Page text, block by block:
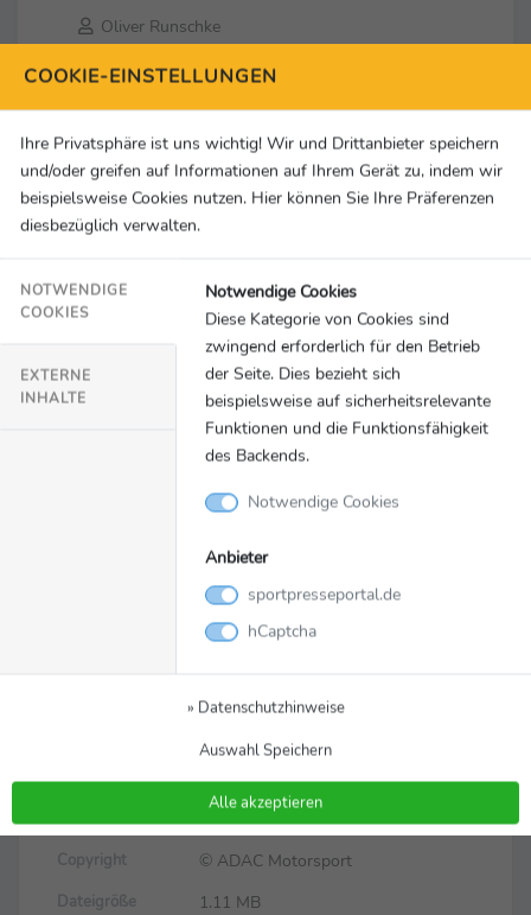
Oliver Runschke
oliver.runschke@adac.de
Social Media & Links
Das zweite
Rennwochenende der DTM
2026 steigt in Zandvoort
Dateiname f1.jpg
Copyright © ADAC Motorsport
Dateigröße 1.11 MB
COOKIE-EINSTELLUNGEN
Ihre Privatsphäre ist uns wichtig! Wir und Drittanbieter speichern
und/oder greifen auf Informationen auf Ihrem Gerät zu, indem wir
beispielsweise Cookies nutzen. Hier können Sie Ihre Präferenzen
diesbezüglich verwalten.
NOTWENDIGE
COOKIES
EXTERNE
INHALTE
Notwendige Cookies
Diese Kategorie von Cookies sind
zwingend erforderlich für den Betrieb
der Seite. Dies bezieht sich
beispielsweise auf sicherheitsrelevante
Funktionen und die Funktionsfähigkeit
des Backends.
Notwendige Cookies
Anbieter
sportpresseportal.de
hCaptcha
» Datenschutzhinweise
Auswahl Speichern
Alle akzeptieren